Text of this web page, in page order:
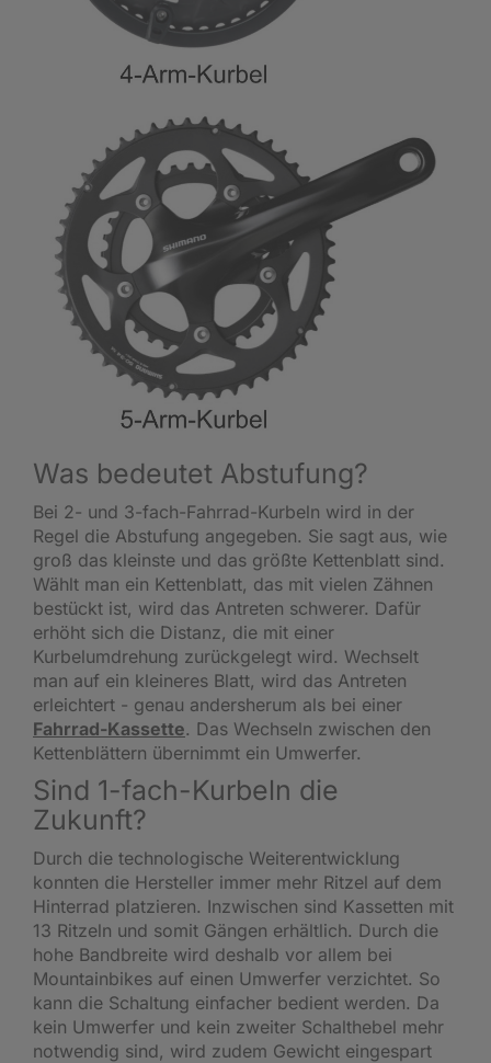
Was bedeutet Abstufung?
Bei 2- und 3-fach-Fahrrad-Kurbeln wird in der
Regel die Abstufung angegeben. Sie sagt aus, wie
groß das kleinste und das größte Kettenblatt sind.
Wählt man ein Kettenblatt, das mit vielen Zähnen
bestückt ist, wird das Antreten schwerer. Dafür
erhöht sich die Distanz, die mit einer
Kurbelumdrehung zurückgelegt wird. Wechselt
man auf ein kleineres Blatt, wird das Antreten
erleichtert - genau andersherum als bei einer
Fahrrad-Kassette. Das Wechseln zwischen den
Kettenblättern übernimmt ein Umwerfer.
Sind 1-fach-Kurbeln die
Zukunft?
Durch die technologische Weiterentwicklung
konnten die Hersteller immer mehr Ritzel auf dem
Hinterrad platzieren. Inzwischen sind Kassetten mit
13 Ritzeln und somit Gängen erhältlich. Durch die
hohe Bandbreite wird deshalb vor allem bei
Mountainbikes auf einen Umwerfer verzichtet. So
kann die Schaltung einfacher bedient werden. Da
kein Umwerfer und kein zweiter Schalthebel mehr
notwendig sind, wird zudem Gewicht eingespart